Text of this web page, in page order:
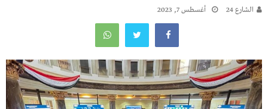
الشارع 24 أغسطس 7, 2023